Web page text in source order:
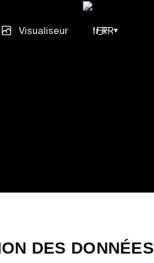
Visualiseur FR
DES DONNÉES